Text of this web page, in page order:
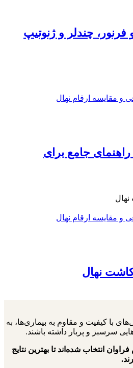
چندلر و ژنوتیپ
و مقایسه ارقام نهال
جامع برای
و مقایسه ارقام نهال
کاشت نهال
ارائه نهال‌های با کیفیت و مقاوم به بیماری‌ها، به
سرسبز و پربار داشته باشند.
انتخاب شده‌اند تا بهترین نتایج